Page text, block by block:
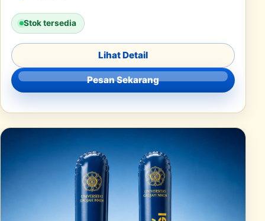
Stok tersedia
Lihat Detail
Pesan Sekarang